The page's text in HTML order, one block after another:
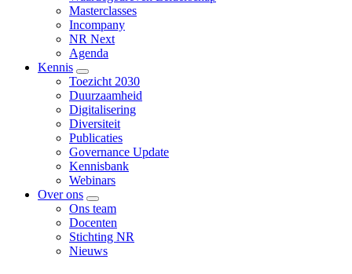
Masterclasses
Incompany
NR Next
Agenda
Kennis
Toon
submenu
voor
Kennis
Toezicht 2030
Duurzaamheid
Digitalisering
Diversiteit
Publicaties
Governance Update
Kennisbank
Webinars
Over ons
Toon
submenu
voor
Over
ons
Ons team
Docenten
Stichting NR
Nieuws